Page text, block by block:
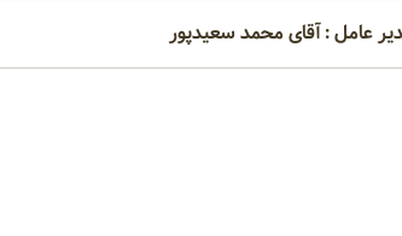
عامل : آقای محمد سعیدپور